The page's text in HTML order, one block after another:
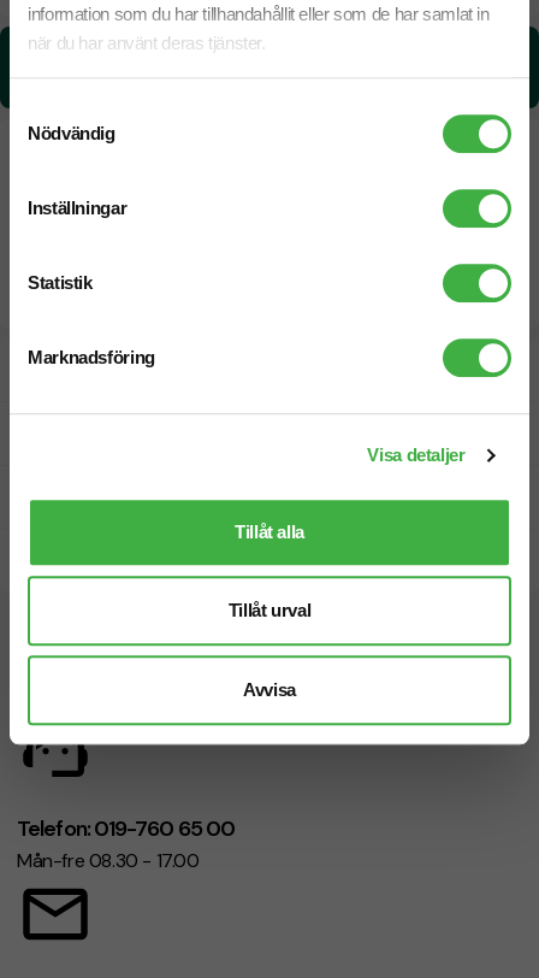
information som du har tillhandahållit eller som de har samlat in
när du har använt deras tjänster.
Samtyckesval
Nödvändig
Inställningar
Statistik
Marknadsföring
Visa detaljer
Tillåt alla
Tillåt urval
Avvisa
CO₂e -avtryck:
Designskiss inom 1 h
Prisgaranti
Snabb leverans
Vi hjälper dig gärna!
Telefon: 019-760 65 00
Mån-fre 08.30 - 17.00